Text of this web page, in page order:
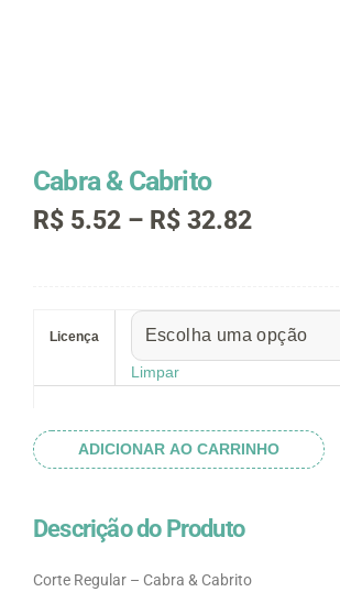
Cabra & Cabrito
R$ 5.52 – R$ 32.82Faixa
através
R$ 32.82
Licença
Limpar
Cabrito
ADICIONAR AO CARRINHO
Descrição do Produto
Corte Regular – Cabra & Cabrito